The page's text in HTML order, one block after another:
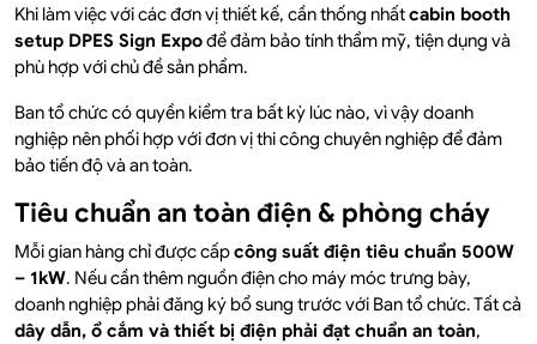
Khi làm việc với các đơn vị thiết kế, cần thống nhấtcabin booth
setup DPES Sign Expođể đảm bảo tính thẩm mỹ, tiện dụng và
phù hợp với chủ đề sản phẩm.
Ban tổ chức có quyền kiểm tra bất kỳ lúc nào, vì vậy doanh
nghiệp nên phối hợp với đơn vị thi công chuyên nghiệp để đảm
bảo tiến độ và an toàn.
Tiêu chuẩn an toàn điện & phòng cháy
Mỗi gian hàng chỉ được cấpcông suất điện tiêu chuẩn 500W
– 1kW. Nếu cần thêm nguồn điện cho máy móc trưng bày,
doanh nghiệp phải đăng ký bổ sung trước với Ban tổ chức. Tất cả
dây dẫn, ổ cắm và thiết bị điện phải đạt chuẩn an toàn,